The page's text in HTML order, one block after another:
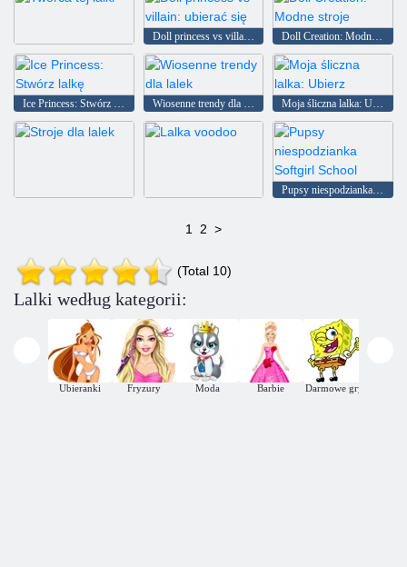
Twórca tej lalki
Doll princess vs villain: ubierać się Doll Creation: Modne stroje
Ice Princess: Stwórz lalkę Wiosenne trendy dla lalek Moja śliczna lalka: Ubierz
Pupsy niespodzianka Softgirl School
1 2 >
(Total 10)
Lalki według kategorii:
Ubieranki Fryzury Moda Barbie Darmowe gry